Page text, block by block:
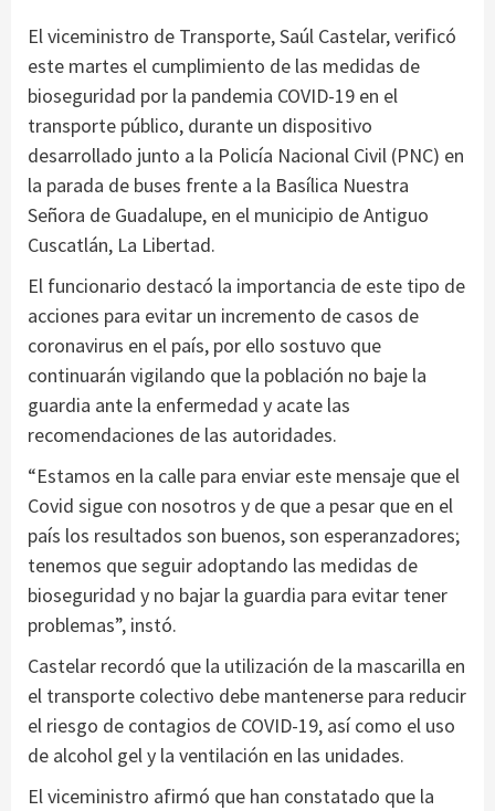
El viceministro de Transporte, Saúl Castelar, verificó
este martes el cumplimiento de las medidas de
bioseguridad por la pandemia COVID-19 en el
transporte público, durante un dispositivo
desarrollado junto a la Policía Nacional Civil (PNC) en
la parada de buses frente a la Basílica Nuestra
Señora de Guadalupe, en el municipio de Antiguo
Cuscatlán, La Libertad.
El funcionario destacó la importancia de este tipo de
acciones para evitar un incremento de casos de
coronavirus en el país, por ello sostuvo que
continuarán vigilando que la población no baje la
guardia ante la enfermedad y acate las
recomendaciones de las autoridades.
“Estamos en la calle para enviar este mensaje que el
Covid sigue con nosotros y de que a pesar que en el
país los resultados son buenos, son esperanzadores;
tenemos que seguir adoptando las medidas de
bioseguridad y no bajar la guardia para evitar tener
problemas”, instó.
Castelar recordó que la utilización de la mascarilla en
el transporte colectivo debe mantenerse para reducir
el riesgo de contagios de COVID-19, así como el uso
de alcohol gel y la ventilación en las unidades.
El viceministro afirmó que han constatado que la